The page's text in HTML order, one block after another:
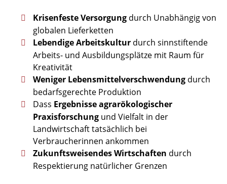
Krisenfeste Versorgung durch Unabhängig von
globalen Lieferketten
Lebendige Arbeitskultur durch sinnstiftende
Arbeits- und Ausbildungsplätze mit Raum für
Kreativität
Weniger Lebensmittelverschwendung durch
bedarfsgerechte Produktion
Dass Ergebnisse agrarökologischer
Praxisforschung und Vielfalt in der
Landwirtschaft tatsächlich bei
Verbraucherinnen ankommen
Zukunftsweisendes Wirtschaften durch
Respektierung natürlicher Grenzen